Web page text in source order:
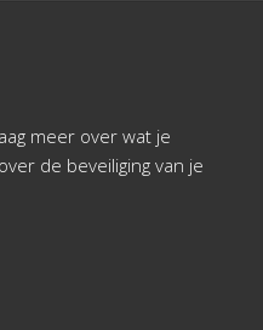
meer over wat je
de beveiliging van je